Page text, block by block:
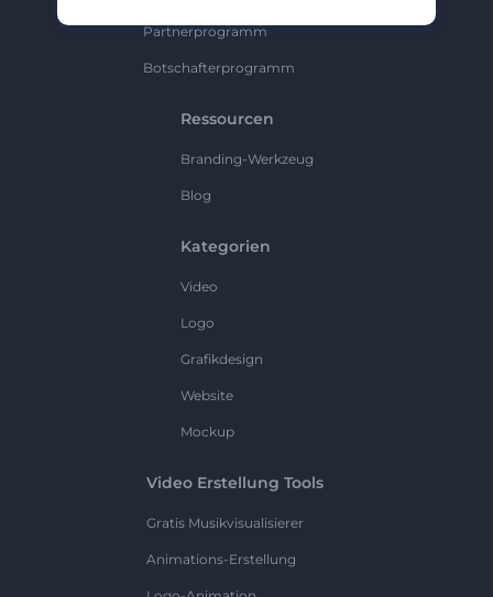
Partnerprogramm
Botschafterprogramm
Ressourcen
Branding-Werkzeug
Blog
Kategorien
Video
Logo
Grafikdesign
Website
Mockup
Video Erstellung Tools
Gratis Musikvisualisierer
Animations-Erstellung